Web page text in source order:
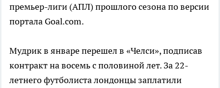
премьер-лиги (АПЛ) прошлого сезона по версии
портала Goal.com.
Мудрик в январе перешел в «Челси», подписав
контракт на восемь с половиной лет. За 22-
летнего футболиста лондонцы заплатили